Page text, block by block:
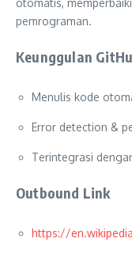
otomatis,
pemrograman.
Keunggulan
Menulis kode
Error detection &
Terintegrasi
Outbound Link
https://